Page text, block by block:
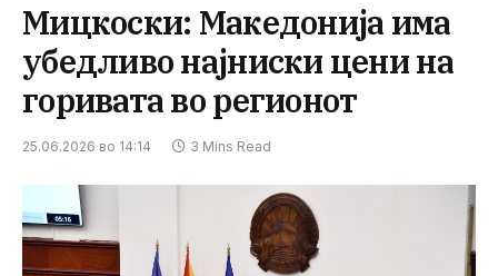
Мицкоски: Македонија има
убедливо најниски цени на
горивата во регионот
25.06.2026 во 14:14 3 Mins Read